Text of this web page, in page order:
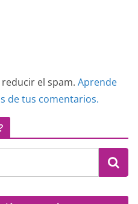
el spam. Aprende
de tus comentarios.